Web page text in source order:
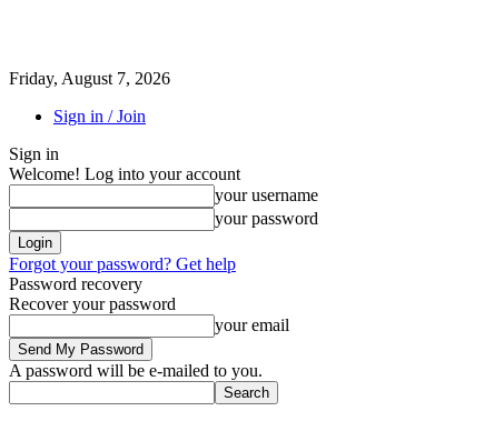
Friday, August 7, 2026
Sign in / Join
Sign in
Welcome! Log into your account
your username
your password
Forgot your password? Get help
Password recovery
Recover your password
your email
A password will be e-mailed to you.